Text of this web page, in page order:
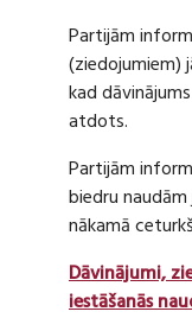
Partijām
(ziedojumiem)
kad
atdots.
Partijām
biedru
nākamā
Dāvinājumi,
iestāšanās